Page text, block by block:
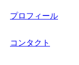
プロフィール
コンタクト